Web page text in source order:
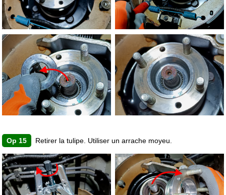
Op 15 Retirer la tulipe. Utiliser un arrache moyeu.